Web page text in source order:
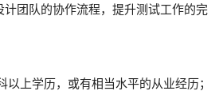
团队的协作流程，提升测试工作的完
以上学历，或有相当水平的从业经历；